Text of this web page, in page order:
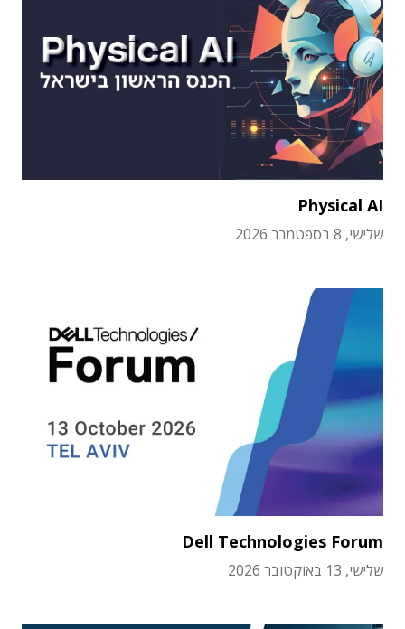
Physical AI
שלישי, 8 בספטמבר 2026
Dell Technologies Forum
שלישי, 13 באוקטובר 2026